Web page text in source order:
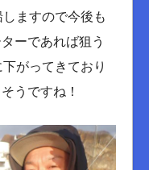
ますので今後も
ーであれば狙う
がってきており
うですね！